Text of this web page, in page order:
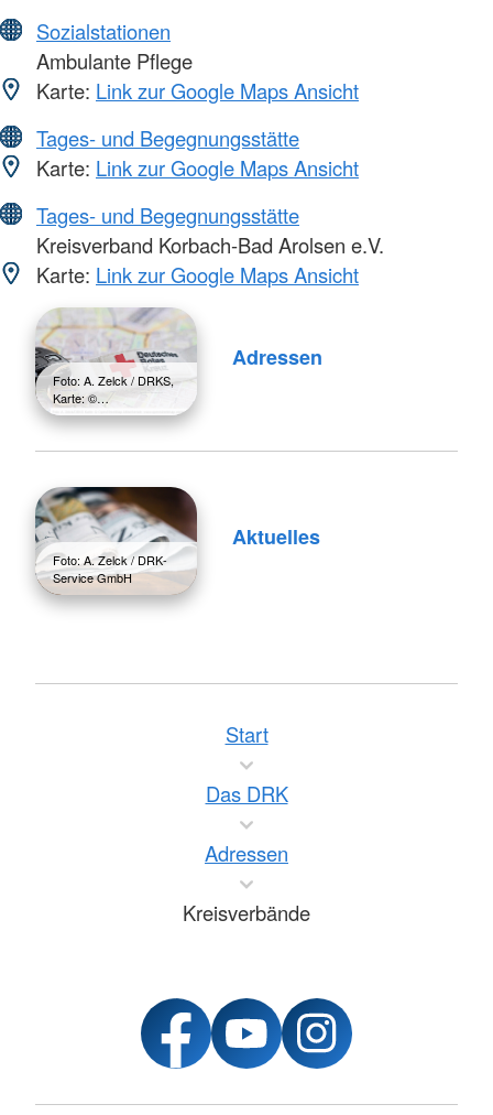
Sozialstationen
Ambulante Pflege
Karte: Link zur Google Maps Ansicht
Tages- und Begegnungsstätte
Karte: Link zur Google Maps Ansicht
Tages- und Begegnungsstätte
Kreisverband Korbach-Bad Arolsen e.V.
Karte: Link zur Google Maps Ansicht
Foto: A. Zelck / DRKS,
Karte: ©…
Adressen
Foto: A. Zelck / DRK-
Service GmbH
Aktuelles
Start
Das DRK
Adressen
Kreisverbände